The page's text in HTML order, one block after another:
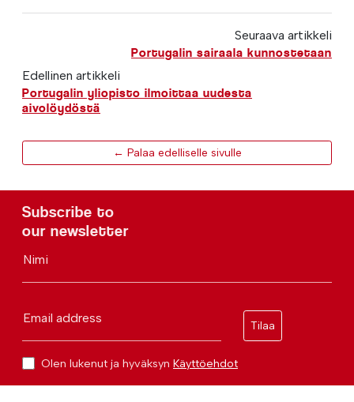
Seuraava artikkeli
Portugalin sairaala kunnostetaan
Edellinen artikkeli
Portugalin yliopisto ilmoittaa uudesta
aivolöydöstä
← Palaa edelliselle sivulle
Subscribe to
our newsletter
Nimi
Email address
Tilaa
Olen lukenut ja hyväksyn Käyttöehdot